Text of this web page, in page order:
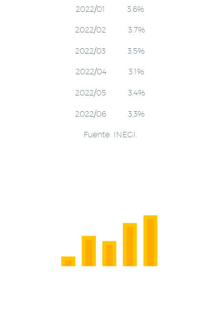
2022/01 3.6%
2022/02 3.7%
2022/03 3.5%
2022/04 3.1%
2022/05 3.4%
2022/06 3.3%
Fuente: INEGI.